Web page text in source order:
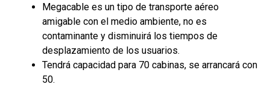
Megacable es un tipo de transporte aéreo
amigable con el medio ambiente, no es
contaminante y disminuirá los tiempos de
desplazamiento de los usuarios.
Tendrá capacidad para 70 cabinas, se arrancará con
50.